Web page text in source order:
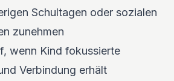
Schultagen oder sozialen
zunehmen
wenn Kind fokussierte
Verbindung erhält